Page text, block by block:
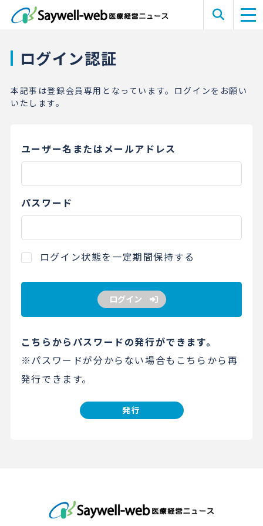
ログイン認証
本記事は登録会員専用となっています。ログインをお願い
いたします。
ユーザー名またはメールアドレス
パスワード
ログイン状態を一定期間保持する
ログイン
こちらからパスワードの発行ができます。
※パスワードが分からない場合もこちらから再
発行できます。
発行